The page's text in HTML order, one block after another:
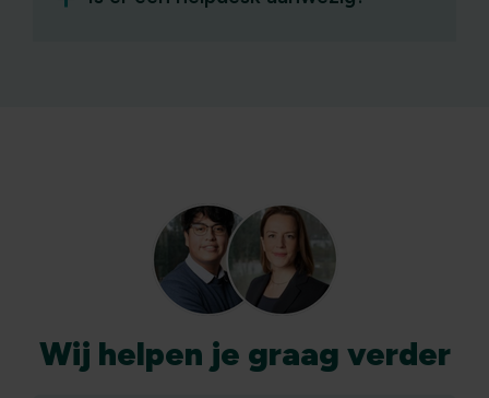
Wij helpen je graag verder